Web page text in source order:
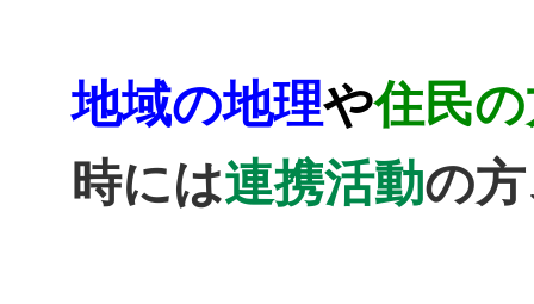
地域の地理や住民
時には連携活動の